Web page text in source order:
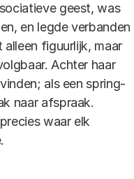
geest, was
en legde verbanden
figuurlijk, maar
Achter haar
als een spring-
naar afspraak.
waar elk